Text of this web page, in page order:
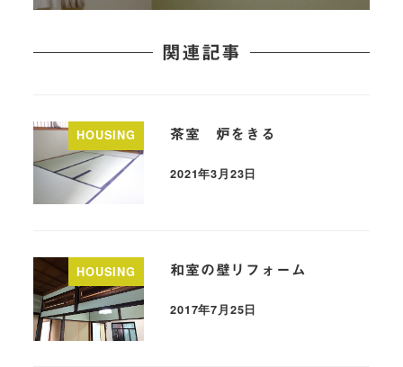
関連記事
HOUSING 茶室 炉をきる
2021年3月23日
HOUSING 和室の壁リフォーム
2017年7月25日